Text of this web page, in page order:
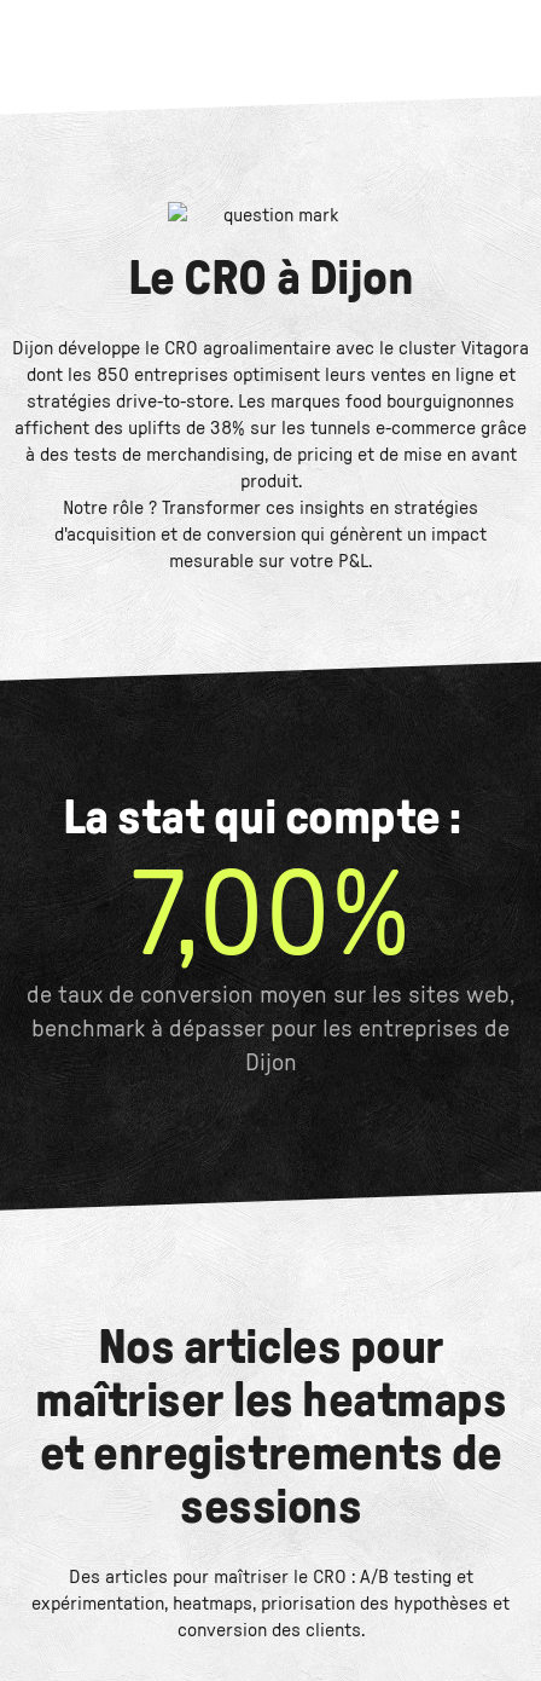
Le CROà Dijon
Dijon développe le CRO agroalimentaire avec le cluster Vitagora
dont les 850 entreprises optimisent leurs ventes en ligne et
stratégies drive-to-store. Les marques food bourguignonnes
affichent des uplifts de 38% sur les tunnels e-commerce grâce
à des tests de merchandising, de pricing et de mise en avant
produit.
Notre rôle ? Transformer ces insights en stratégies
d'acquisition et de conversion qui génèrent un impact
mesurable sur votre P&L.
La stat qui compte :
7,00%
de taux de conversion moyen sur les sites web,
benchmark à dépasser pour les entreprises de
Dijon
Nos articles pour
maîtriser les heatmaps
et enregistrements de
sessions
Des articles pour maîtriser le CRO : A/B testing et
expérimentation, heatmaps, priorisation des hypothèses et
conversion des clients.